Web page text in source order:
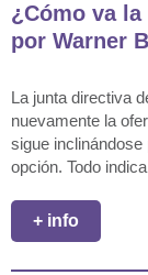
¿Cómo va
por Warner
La junta directiva
nuevamente la
sigue
opción. Todo
+ info